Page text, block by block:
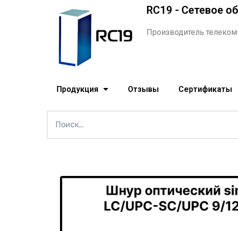
RC19 - Сетевое
Производитель
Продукция Отзывы Сертификаты